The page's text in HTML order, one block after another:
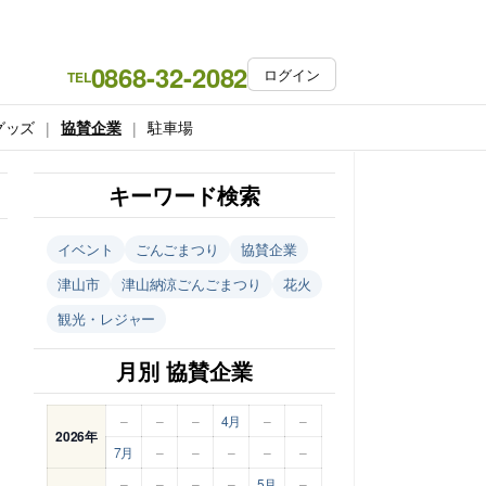
TEL0868-32-2082 ログイン
ッズ 協賛企業 駐車場
キーワード検索
イベント ごんごまつり
協賛企業
津山市
津山納涼ごんごまつり
花火
観光・レジャー
月別 協賛企業
2026年
– – – 4月 –
–
7月
– – – –
–